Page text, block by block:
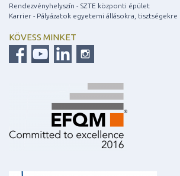
Rendezvényhelyszín - SZTE központi épület
Karrier - Pályázatok egyetemi állásokra, tisztségekre
KÖVESS MINKET